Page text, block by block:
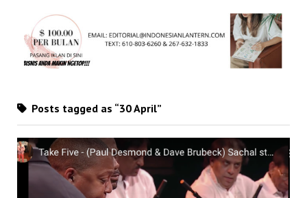
Posts tagged as “30 April”